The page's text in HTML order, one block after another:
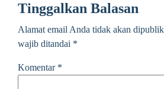
Tinggalkan Balasan
Alamat email Anda tidak akan
wajib ditandai *
Komentar *